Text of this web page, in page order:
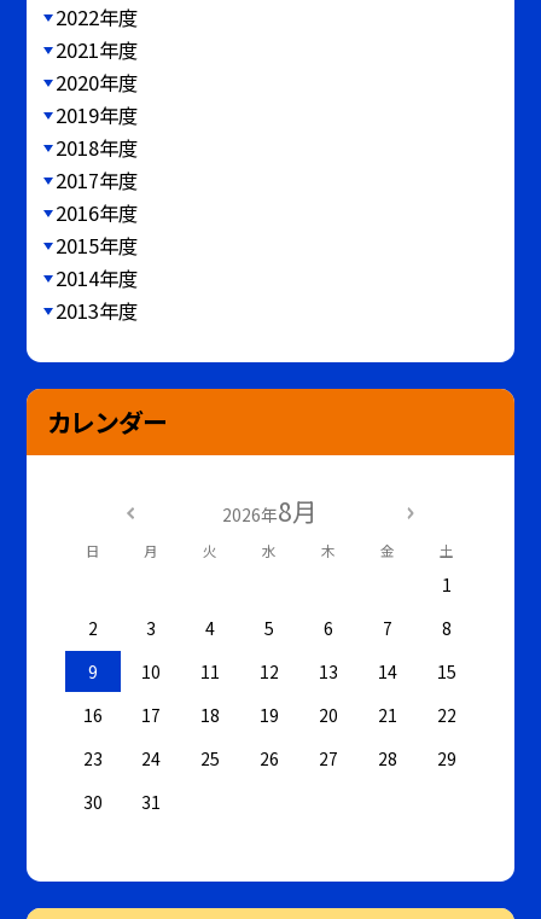
2022年度
2021年度
2020年度
2019年度
2018年度
2017年度
2016年度
2015年度
2014年度
2013年度
カレンダー
2026年8月
日 月 火 水 木 金 土
1
2
3 4 5 6 7
8
9
10 11 12 13 14
15
16
17 18 19 20 21
22
23
24 25 26 27 28
29
30
31